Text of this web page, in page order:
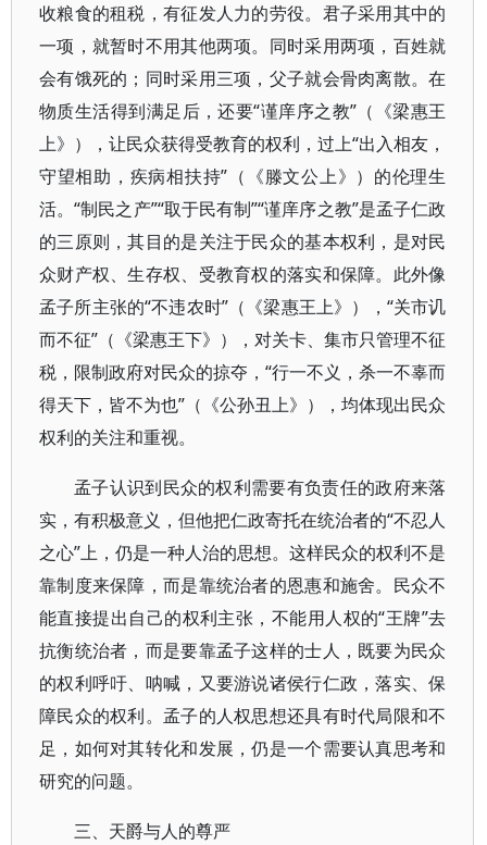
收粮食的租税，有征发人力的劳役。君子采用其中的
一项，就暂时不用其他两项。同时采用两项，百姓就
会有饿死的；同时采用三项，父子就会骨肉离散。在
物质生活得到满足后，还要“谨庠序之教”（《梁惠王
上》），让民众获得受教育的权利，过上“出入相友，
守望相助，疾病相扶持”（《滕文公上》）的伦理生
活。“制民之产”“取于民有制”“谨庠序之教”是孟子仁政
的三原则，其目的是关注于民众的基本权利，是对民
众财产权、生存权、受教育权的落实和保障。此外像
孟子所主张的“不违农时”（《梁惠王上》），“关市讥
而不征”（《梁惠王下》），对关卡、集市只管理不征
税，限制政府对民众的掠夺，“行一不义，杀一不辜而
得天下，皆不为也”（《公孙丑上》），均体现出民众
权利的关注和重视。
孟子认识到民众的权利需要有负责任的政府来落
实，有积极意义，但他把仁政寄托在统治者的“不忍人
之心”上，仍是一种人治的思想。这样民众的权利不是
靠制度来保障，而是靠统治者的恩惠和施舍。民众不
能直接提出自己的权利主张，不能用人权的“王牌”去
抗衡统治者，而是要靠孟子这样的士人，既要为民众
的权利呼吁、呐喊，又要游说诸侯行仁政，落实、保
障民众的权利。孟子的人权思想还具有时代局限和不
足，如何对其转化和发展，仍是一个需要认真思考和
研究的问题。
三、天爵与人的尊严